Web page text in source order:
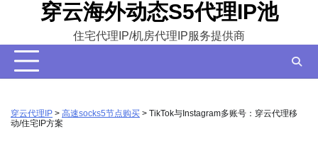
content
穿云海外动态S5代理IP池
住宅代理IP/机房代理IP服务提供商
穿云代理IP > 高速socks5节点购买 > TikTok与Instagram多账号：穿云代理移
动/住宅IP方案